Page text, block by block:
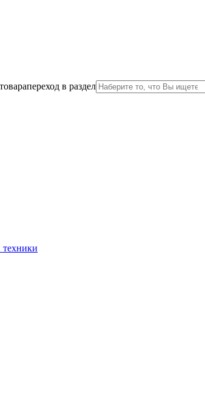
переход в раздел